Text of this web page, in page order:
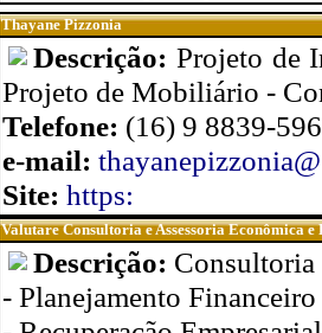
Thayane Pizzonia
Descrição: Projeto de
Projeto de Mobiliário -
Telefone: (16) 9 8839-
e-mail:
Site: https:
Valutare Consultoria e Assessoria Econômica
Descrição: Consultoria
- Planejamento